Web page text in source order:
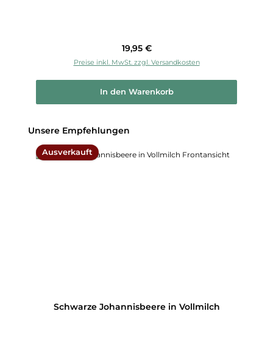
Regulärer Preis:
19,95 €
Preise inkl. MwSt. zzgl. Versandkosten
In den Warenkorb
Produktgalerie überspringen
Unsere Empfehlungen
Ausverkauft
Schwarze Johannisbeere in Vollmilch